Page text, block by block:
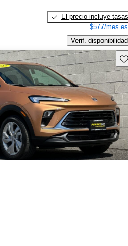
El precio incluye tasas
$577/mes
Verif. disponibilidad